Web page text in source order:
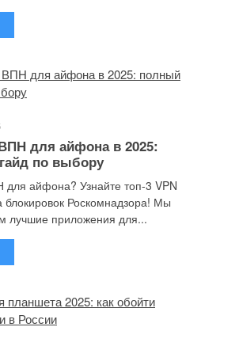
для айфона в 2025:
по выбору
айфона? Узнайте топ-3 VPN
блокировок Роскомнадзора! Мы
лучшие приложения для...